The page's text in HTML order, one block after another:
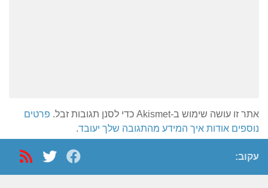
אתר זו עושה שימוש ב-Akismet כדי לסנן תגובות זבל.
פרטים
נוספים אודות איך המידע מהתגובה שלך יעובד.
עקוב: